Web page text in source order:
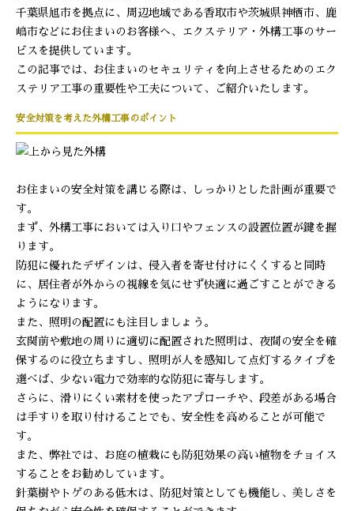
千葉県旭市を拠点に、周辺地域である香取市や茨城県神栖市、鹿
嶋市などにお住まいのお客様へ、エクステリア・外構工事のサー
ビスを提供しています。
この記事では、お住まいのセキュリティを向上させるためのエク
ステリア工事の重要性や工夫について、ご紹介いたします。
安全対策を考えた外構工事のポイント
お住まいの安全対策を講じる際は、しっかりとした計画が重要で
す。
まず、外構工事においては入り口やフェンスの設置位置が鍵を握
ります。
防犯に優れたデザインは、侵入者を寄せ付けにくくすると同時
に、居住者が外からの視線を気にせず快適に過ごすことができる
ようになります。
また、照明の配置にも注目しましょう。
玄関前や敷地の周りに適切に配置された照明は、夜間の安全を確
保するのに役立ちますし、照明が人を感知して点灯するタイプを
選べば、少ない電力で効率的な防犯に寄与します。
さらに、滑りにくい素材を使ったアプローチや、段差がある場合
は手すりを取り付けることでも、安全性を高めることが可能で
す。
また、弊社では、お庭の植栽にも防犯効果の高い植物をチョイス
することをお勧めしています。
針葉樹やトゲのある低木は、防犯対策としても機能し、美しさを